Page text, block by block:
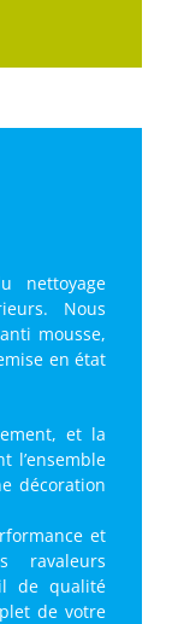
nettoyage
Nous
mousse,
en état
et la
l’ensemble
décoration
et
ravaleurs
de qualité
de votre